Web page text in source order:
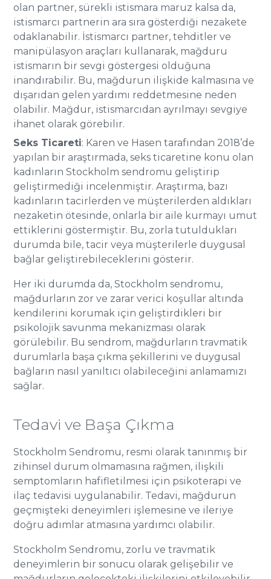
olan partner, sürekli istismara maruz kalsa da,
istismarcı partnerin ara sıra gösterdiği nezakete
odaklanabilir. İstismarcı partner, tehditler ve
manipülasyon araçları kullanarak, mağduru
istismarın bir sevgi göstergesi olduğuna
inandırabilir. Bu, mağdurun ilişkide kalmasına ve
dışarıdan gelen yardımı reddetmesine neden
olabilir. Mağdur, istismarcıdan ayrılmayı sevgiye
ihanet olarak görebilir.
Seks Ticareti: Karen ve Hasen tarafından 2018’de
yapılan bir araştırmada, seks ticaretine konu olan
kadınların Stockholm sendromu geliştirip
geliştirmediği incelenmiştir. Araştırma, bazı
kadınların tacirlerden ve müşterilerden aldıkları
nezaketin ötesinde, onlarla bir aile kurmayı umut
ettiklerini göstermiştir. Bu, zorla tutuldukları
durumda bile, tacir veya müşterilerle duygusal
bağlar geliştirebileceklerini gösterir.
Her iki durumda da, Stockholm sendromu,
mağdurların zor ve zarar verici koşullar altında
kendilerini korumak için geliştirdikleri bir
psikolojik savunma mekanizması olarak
görülebilir. Bu sendrom, mağdurların travmatik
durumlarla başa çıkma şekillerini ve duygusal
bağların nasıl yanıltıcı olabileceğini anlamamızı
sağlar.
Tedavi ve Başa Çıkma
Stockholm Sendromu, resmi olarak tanınmış bir
zihinsel durum olmamasına rağmen, ilişkili
semptomların hafifletilmesi için psikoterapi ve
ilaç tedavisi uygulanabilir. Tedavi, mağdurun
geçmişteki deneyimleri işlemesine ve ileriye
doğru adımlar atmasına yardımcı olabilir​​.
Stockholm Sendromu, zorlu ve travmatik
deneyimlerin bir sonucu olarak gelişebilir ve